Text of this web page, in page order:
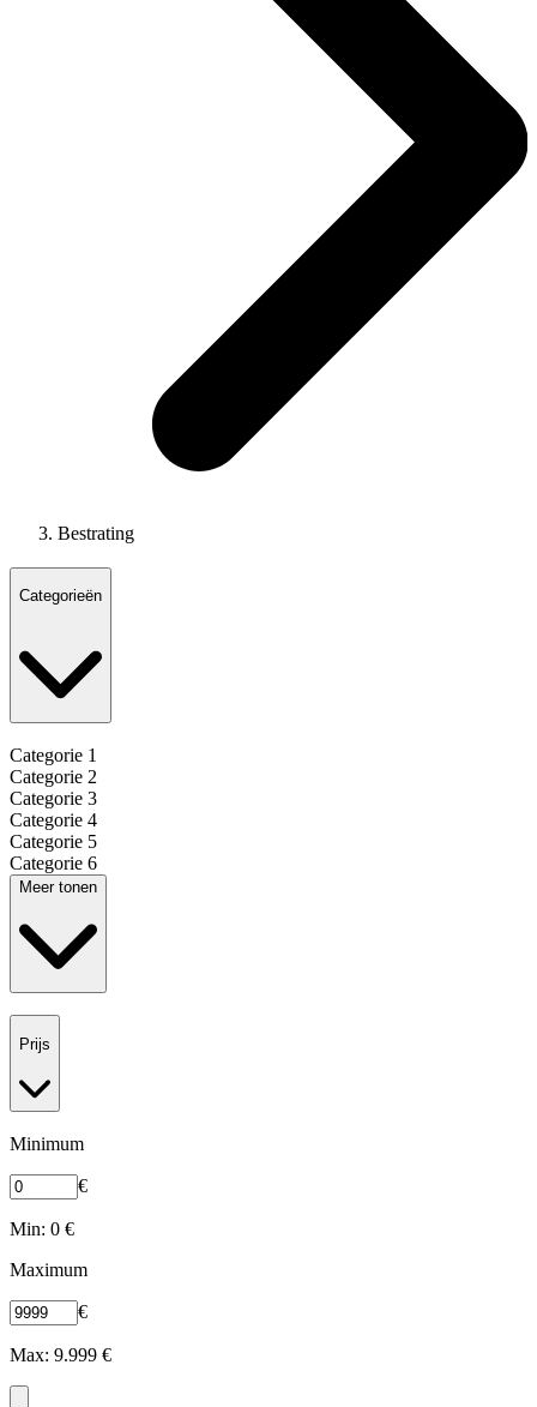
Bestrating
Categorieën
Categorie 1
Categorie 2
Categorie 3
Categorie 4
Categorie 5
Categorie 6
Meer tonen
Prijs
Minimum
€
Min: 0 €
Maximum
€
Max: 9.999 €